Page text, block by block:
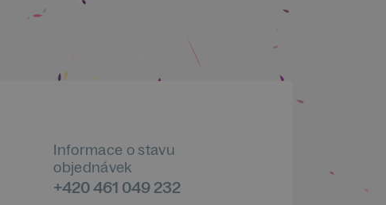
Informace o stavu
objednávek
+420 461 049 232